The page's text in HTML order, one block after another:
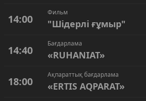
14:00
Фильм
"Шідерлі ғұмыр"
14:40
Бағдарлама
«RUHANIAT»
18:00
Ақпараттық бағдарлама
«ERTIS AQPARAT»